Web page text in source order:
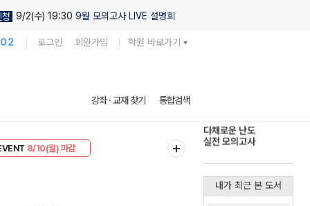
청 9/2(수) 19:30 9월 모의고사 LIVE 설명회
로그인 회원가입 학원 바로가기
강좌 · 교재 찾기 통합검색
8/10(월) 마감
현우진의
내가 최근 본 도서